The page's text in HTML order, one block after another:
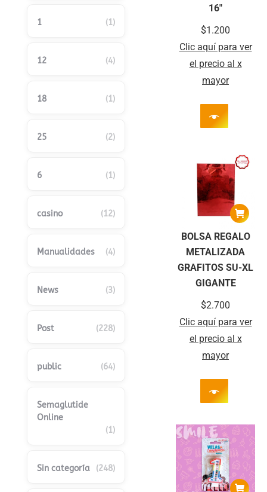
16″
$1.200
Clic aquí para ver
el precio al x
mayor
BOLSA REGALO
METALIZADA
GRAFITOS SU-XL
GIGANTE
$2.700
Clic aquí para ver
el precio al x
mayor
1 (1)
12 (4)
18 (1)
25 (2)
6 (1)
casino (12)
Manualidades (4)
News (3)
Post (228)
public (64)
Semaglutide
Online
(1)
Sin categoría (248)